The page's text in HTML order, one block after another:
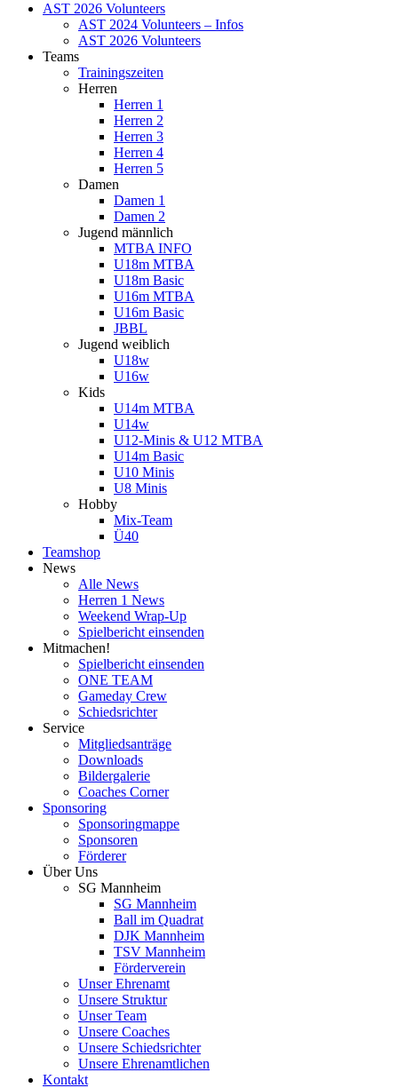
AST 2026 Volunteers
AST 2024 Volunteers – Infos
AST 2026 Volunteers
Teams
Trainingszeiten
Herren
Herren 1
Herren 2
Herren 3
Herren 4
Herren 5
Damen
Damen 1
Damen 2
Jugend männlich
MTBA INFO
U18m MTBA
U18m Basic
U16m MTBA
U16m Basic
JBBL
Jugend weiblich
U18w
U16w
Kids
U14m MTBA
U14w
U12-Minis & U12 MTBA
U14m Basic
U10 Minis
U8 Minis
Hobby
Mix-Team
Ü40
Teamshop
News
Alle News
Herren 1 News
Weekend Wrap-Up
Spielbericht einsenden
Mitmachen!
Spielbericht einsenden
ONE TEAM
Gameday Crew
Schiedsrichter
Service
Mitgliedsanträge
Downloads
Bildergalerie
Coaches Corner
Sponsoring
Sponsoringmappe
Sponsoren
Förderer
Über Uns
SG Mannheim
SG Mannheim
Ball im Quadrat
DJK Mannheim
TSV Mannheim
Förderverein
Unser Ehrenamt
Unsere Struktur
Unser Team
Unsere Coaches
Unsere Schiedsrichter
Unsere Ehrenamtlichen
Kontakt